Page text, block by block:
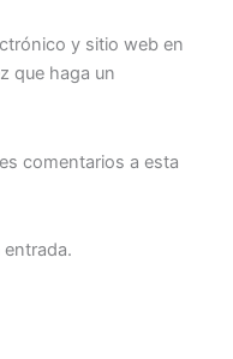
y sitio web en
que haga un
comentarios a esta
entrada.